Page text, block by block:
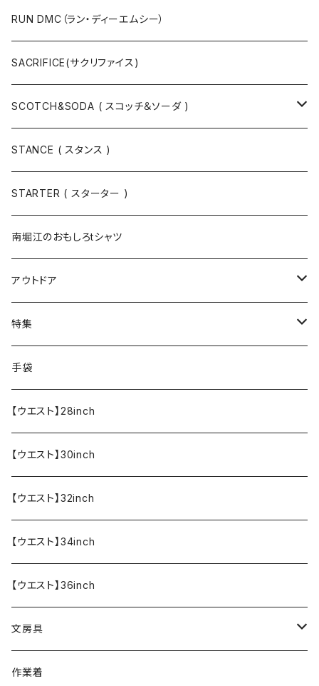
ニットキャップ / ビーニー
ベルト / サスペンダー
キャップ
シューズ
ニット
スウェット
Tシャツ / カットソー
半袖
長袖
手袋
ソックス
Tシャツ・カットソー
RUN DMC（ラン・ディーエムシー）
SACRIFICE(サクリファイス)
SCOTCH&SODA ( スコッチ＆ソーダ )
トップス
ボトムス
アウター
STANCE ( スタンス )
STARTER ( スターター )
南堀江のおもしろtシャツ
アウトドア
寝具・寝袋・ブランケット
食器・調理器具
エプロン
特集
メール便送料無料★オリジナルT
半袖Tシャツ
OUTLET!!!!!
手袋
【ウエスト】28inch
【ウエスト】30inch
【ウエスト】32inch
【ウエスト】34inch
【ウエスト】36inch
文房具
ペンケース
作業着